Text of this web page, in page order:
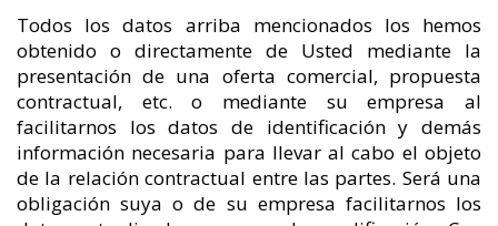
Todos los datos arriba mencionados los hemos
obtenido o directamente de Usted mediante la
presentación de una oferta comercial, propuesta
contractual, etc. o mediante su empresa al
facilitarnos los datos de identificación y demás
información necesaria para llevar al cabo el objeto
de la relación contractual entre las partes. Será una
obligación suya o de su empresa facilitarnos los